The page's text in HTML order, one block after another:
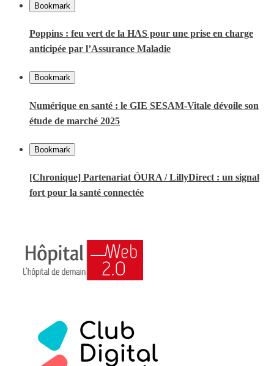
Bookmark
Poppins : feu vert de la HAS pour une prise en charge
anticipée par l’Assurance Maladie
Bookmark
Numérique en santé : le GIE SESAM-Vitale dévoile son
étude de marché 2025
Bookmark
[Chronique] Partenariat ŌURA / LillyDirect : un signal
fort pour la santé connectée